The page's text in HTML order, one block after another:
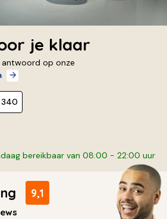
je klaar
antwoord op onze
bereikbaar van 08:00 - 22:00 uur
9,1